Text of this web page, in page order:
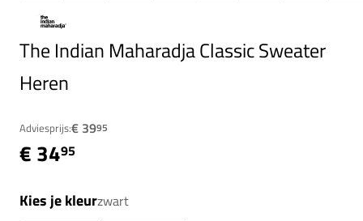
The Indian Maharadja Classic Sweater
Heren
Adviesprijs:€ 3995
€ 3495
Kies je kleurzwart